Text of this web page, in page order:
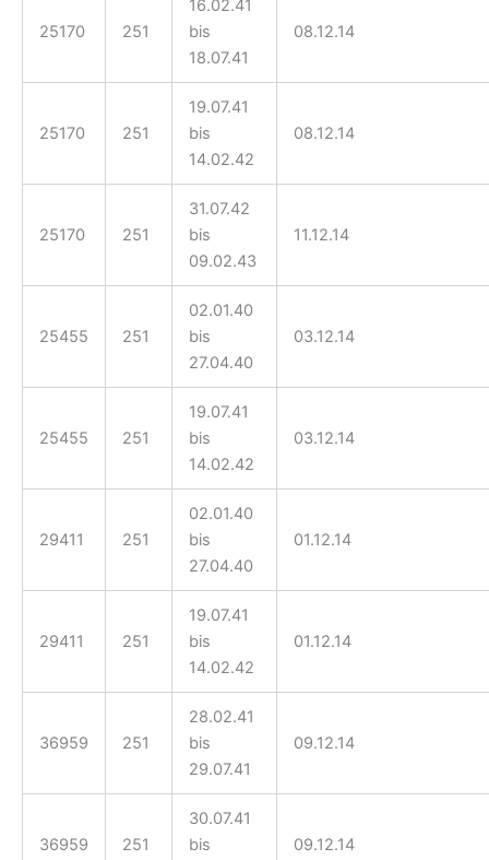
25170 251
16.02.41
bis
18.07.41
08.12.14
25170 251
19.07.41
bis
14.02.42
08.12.14
25170 251
31.07.42
bis
09.02.43
11.12.14
25455 251
02.01.40
bis
27.04.40
03.12.14
25455 251
19.07.41
bis
14.02.42
03.12.14
29411 251
02.01.40
bis
27.04.40
01.12.14
29411 251
19.07.41
bis
14.02.42
01.12.14
36959 251
28.02.41
bis
29.07.41
09.12.14
36959 251
30.07.41
bis
09.12.14